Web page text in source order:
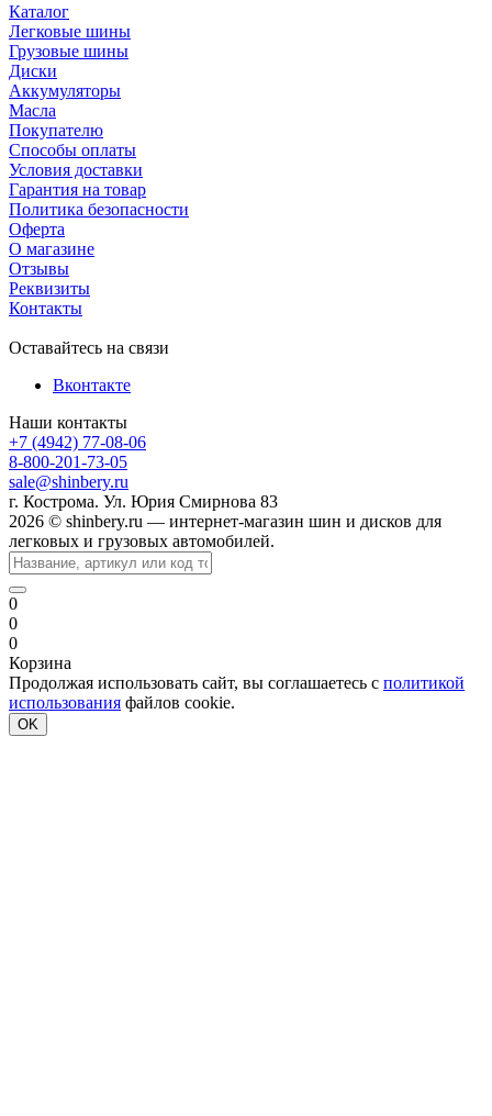
Каталог
Легковые шины
Грузовые шины
Диски
Аккумуляторы
Масла
Покупателю
Способы оплаты
Условия доставки
Гарантия на товар
Политика безопасности
Оферта
О магазине
Отзывы
Реквизиты
Контакты
Оставайтесь на связи
Вконтакте
Наши контакты
+7 (4942) 77-08-06
8-800-201-73-05
sale@shinbery.ru
г. Кострома. Ул. Юрия Смирнова 83
2026 © shinbery.ru — интернет-магазин шин и дисков для
легковых и грузовых автомобилей.
0
0
0
Корзина
Продолжая использовать сайт, вы соглашаетесь с политикой
использования файлов cookie.
OK